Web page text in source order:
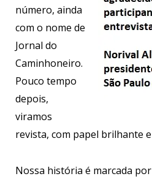
número, ainda
com o nome de
Jornal do
Caminhoneiro.
Pouco tempo
depois,
viramos
revista, com papel brilhante
Nossa história é marcada